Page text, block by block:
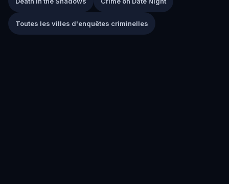
Toutes les villes d'enquêtes criminelles